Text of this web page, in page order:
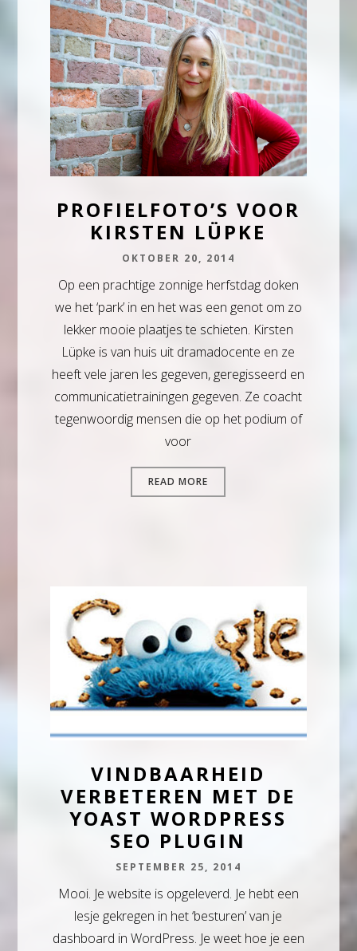
PROFIELFOTO’S VOOR
KIRSTEN LÜPKE
OKTOBER 20, 2014
Op een prachtige zonnige herfstdag doken
we het ‘park’ in en het was een genot om zo
lekker mooie plaatjes te schieten. Kirsten
Lüpke is van huis uit dramadocente en ze
heeft vele jaren les gegeven, geregisseerd en
communicatietrainingen gegeven. Ze coacht
tegenwoordig mensen die op het podium of
voor
READ MORE
VINDBAARHEID
VERBETEREN MET DE
YOAST WORDPRESS
SEO PLUGIN
SEPTEMBER 25, 2014
Mooi. Je website is opgeleverd. Je hebt een
lesje gekregen in het ‘besturen’ van je
dashboard in WordPress. Je weet hoe je een